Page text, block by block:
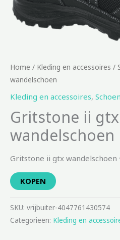
Home / Kleding en accessoires /
wandelschoen
Kleding en accessoires,
Gritstone ii gtx
wandelschoen
Gritstone ii gtx wandelschoen
KOPEN
SKU: vrijbuiter-4047761430574
Categorieën: Kleding en